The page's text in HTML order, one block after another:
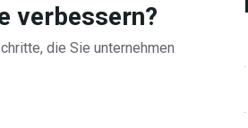
verbessern?
die Sie unternehmen